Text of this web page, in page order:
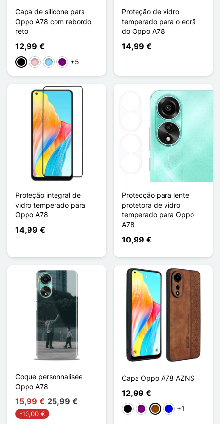
Capa de silicone para
Oppo A78 com rebordo
reto
12,99 €
PretoRosaAzul Claro
Púrpura
+5
Proteção de vidro
temperado para o ecrã
do Oppo A78
14,99 €
Proteção integral de
vidro temperado para
Oppo A78
14,99 €
Protecção para lente
protetora de vidro
temperado para Oppo
A78
10,99 €
Coque personnalisée
Oppo A78
15,99 € 25,99 €
-10,00 €
Capa Oppo A78 AZNS
12,99 €
PretoPúrpuraCastanho
Azul+1